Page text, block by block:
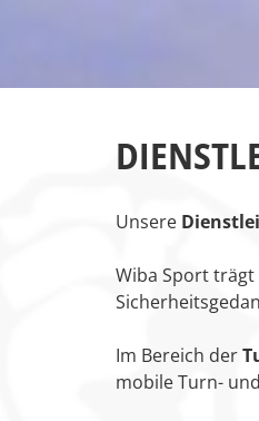
Unsere
Wiba Sport
Im Bereich der
mobile Turn-